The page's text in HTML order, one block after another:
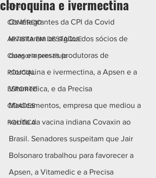
Geral
COMÉRCIO
ARTISTA EM DESTAQUE
Categoria sem título
POLICIAL
ESPORTE
CIDADES
POLÍTICA
cloroquina e ivermectina
Os integrantes da CPI da Covid
levantaram os sigilos dos sócios de
duas empresas produtoras de
cloroquina e ivermectina, a Apsen e a
Vitamedica, e da Precisa
Medicamentos, empresa que mediou a
venda da vacina indiana Covaxin ao
Brasil. Senadores suspeitam que Jair
Bolsonaro trabalhou para favorecer a
Apsen, a Vitamedic e a Precisa